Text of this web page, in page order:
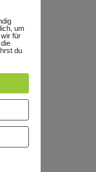
um
für
du